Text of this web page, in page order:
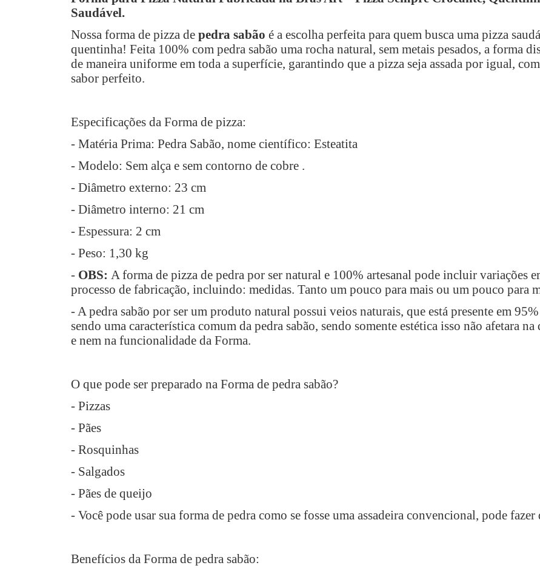
Saudável.
Nossa forma de pizza de pedra sabão é a escolha perfeita para quem busca uma pizza
quentinha! Feita 100% com pedra sabão uma rocha natural, sem metais pesados, a forma
de maneira uniforme em toda a superfície, garantindo que a pizza seja assada por igual,
sabor perfeito.
Especificações da Forma de pizza:
- Matéria Prima: Pedra Sabão, nome científico: Esteatita
- Modelo: Sem alça e sem contorno de cobre .
- Diâmetro externo: 23 cm
- Diâmetro interno: 21 cm
- Espessura: 2 cm
- Peso: 1,30 kg
- OBS: A forma de pizza de pedra por ser natural e 100% artesanal pode incluir variações
processo de fabricação, incluindo: medidas. Tanto um pouco para mais ou um pouco para
- A pedra sabão por ser um produto natural possui veios naturais, que está presente em
sendo uma característica comum da pedra sabão, sendo somente estética isso não afetara
e nem na funcionalidade da Forma.
O que pode ser preparado na Forma de pedra sabão?
- Pizzas
- Pães
- Rosquinhas
- Salgados
- Pães de queijo
- Você pode usar sua forma de pedra como se fosse uma assadeira convencional, pode fazer
Benefícios da Forma de pedra sabão: